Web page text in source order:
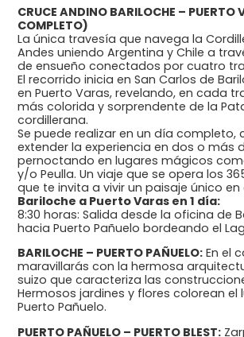
CRUCE ANDINO BARILOCHE – PUERTO
COMPLETO)
La única travesía que navega la
Andes uniendo Argentina y Chile a
de ensueño conectados por cuatro
El recorrido inicia en San Carlos de
en Puerto Varas, revelando, en cada
más colorida y sorprendente de la
cordillerana.
Se puede realizar en un día completo,
extender la experiencia en dos o más
pernoctando en lugares mágicos
y/o Peulla. Un viaje que se opera los
que te invita a vivir un paisaje único en
Bariloche a Puerto Varas en 1 día:
8:30 horas: Salida desde la oficina de
hacia Puerto Pañuelo bordeando el
BARILOCHE – PUERTO PAÑUELO: En el
maravillarás con la hermosa
suizo que caracteriza las
Hermosos jardines y flores colorean el
Puerto Pañuelo.
PUERTO PAÑUELO – PUERTO BLEST: